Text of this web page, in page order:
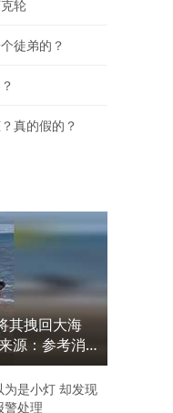
宝马iX3抢先体验
轮
徒弟的？
真的假的？
其拽回大海
源：参考消
为是小灯 却发现
警处理